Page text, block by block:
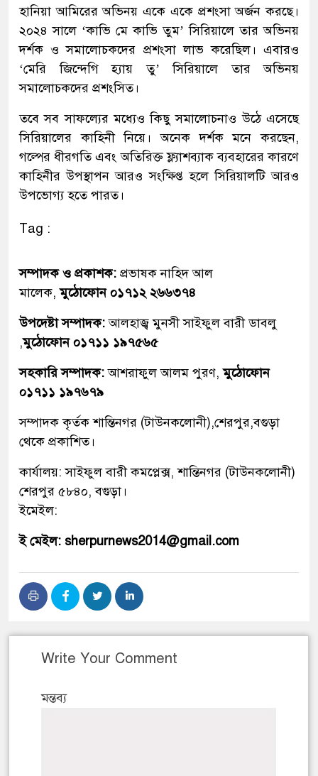
হানিয়া আমিরের অভিনয় একে একে প্রশংসা অর্জন করছে।
২০২৪ সালে ‘কাভি মে কাভি তুম’ সিরিয়ালে তার অভিনয়
দর্শক ও সমালোচকদের প্রশংসা লাভ করেছিল। এবারও
‘মেরি জিন্দেগি হ্যায় তু’ সিরিয়ালে তার অভিনয়
সমালোচকদের প্রশংসিত।
তবে সব সাফল্যের মধ্যেও কিছু সমালোচনাও উঠে এসেছে
সিরিয়ালের কাহিনী নিয়ে। অনেক দর্শক মনে করছেন,
গল্পের ধীরগতি এবং অতিরিক্ত ফ্ল্যাশব্যাক ব্যবহারের কারণে
কাহিনীর উপস্থাপন আরও সংক্ষিপ্ত হলে সিরিয়ালটি আরও
উপভোগ্য হতে পারত।
Tag :
সম্পাদক ও প্রকাশক: প্রভাষক নাহিদ আল
মালেক,মুঠোফোন ০১৭১২ ২৬৬৩৭৪
উপদেষ্টা সম্পাদক:আলহাজ্ব মুনসী সাইফুল বারী ডাবলু
,মুঠোফোন ০১৭১১ ১৯৭৫৬৫
সহকারি সম্পাদক:আশরাফুল আলম পুরণ,মুঠোফোন
০১৭১১ ১৯৭৬৭৯
সম্পাদক কৃর্তক শান্তিনগর (টাউনকলোনী),শেরপুর,বগুড়া
থেকে প্রকাশিত।
কার্যালয়: সাইফুল বারী কমপ্লেক্স, শান্তিনগর (টাউনকলোনী)
শেরপুর ৫৮৪০, বগুড়া।
ইমেইল:
ই মেইল: sherpurnews2014@gmail.com
Write Your Comment
মন্তব্য